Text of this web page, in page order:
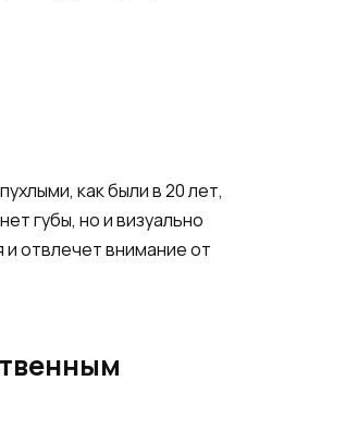
как были в 20 лет,
губы, но и визуально
отвлечет внимание от